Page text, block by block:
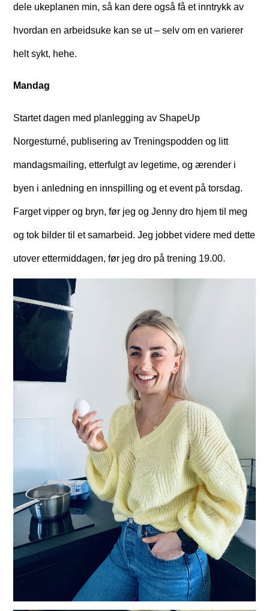
dele ukeplanen min, så kan dere også få et inntrykk av
hvordan en arbeidsuke kan se ut – selv om en varierer
helt sykt, hehe.
Mandag
Startet dagen med planlegging av ShapeUp
Norgesturné, publisering av Treningspodden og litt
mandagsmailing, etterfulgt av legetime, og ærender i
byen i anledning en innspilling og et event på torsdag.
Farget vipper og bryn, før jeg og Jenny dro hjem til meg
og tok bilder til et samarbeid. Jeg jobbet videre med dette
utover ettermiddagen, før jeg dro på trening 19.00.